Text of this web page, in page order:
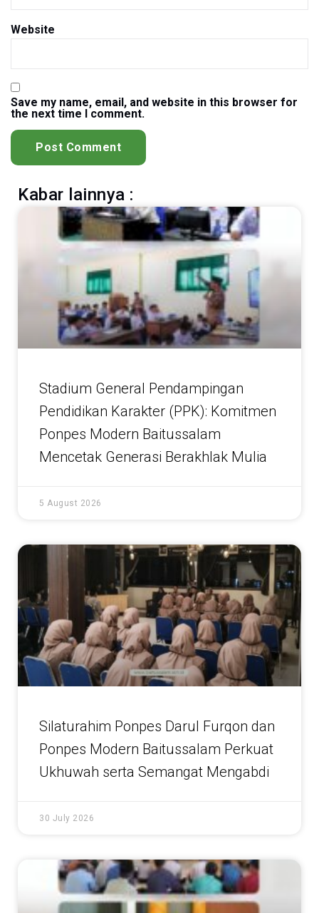
Website
Save my name, email, and website in this browser for
the next time I comment.
Kabar lainnya :
Stadium General Pendampingan
Pendidikan Karakter (PPK): Komitmen
Ponpes Modern Baitussalam
Mencetak Generasi Berakhlak Mulia
5 August 2026
Silaturahim Ponpes Darul Furqon dan
Ponpes Modern Baitussalam Perkuat
Ukhuwah serta Semangat Mengabdi
30 July 2026